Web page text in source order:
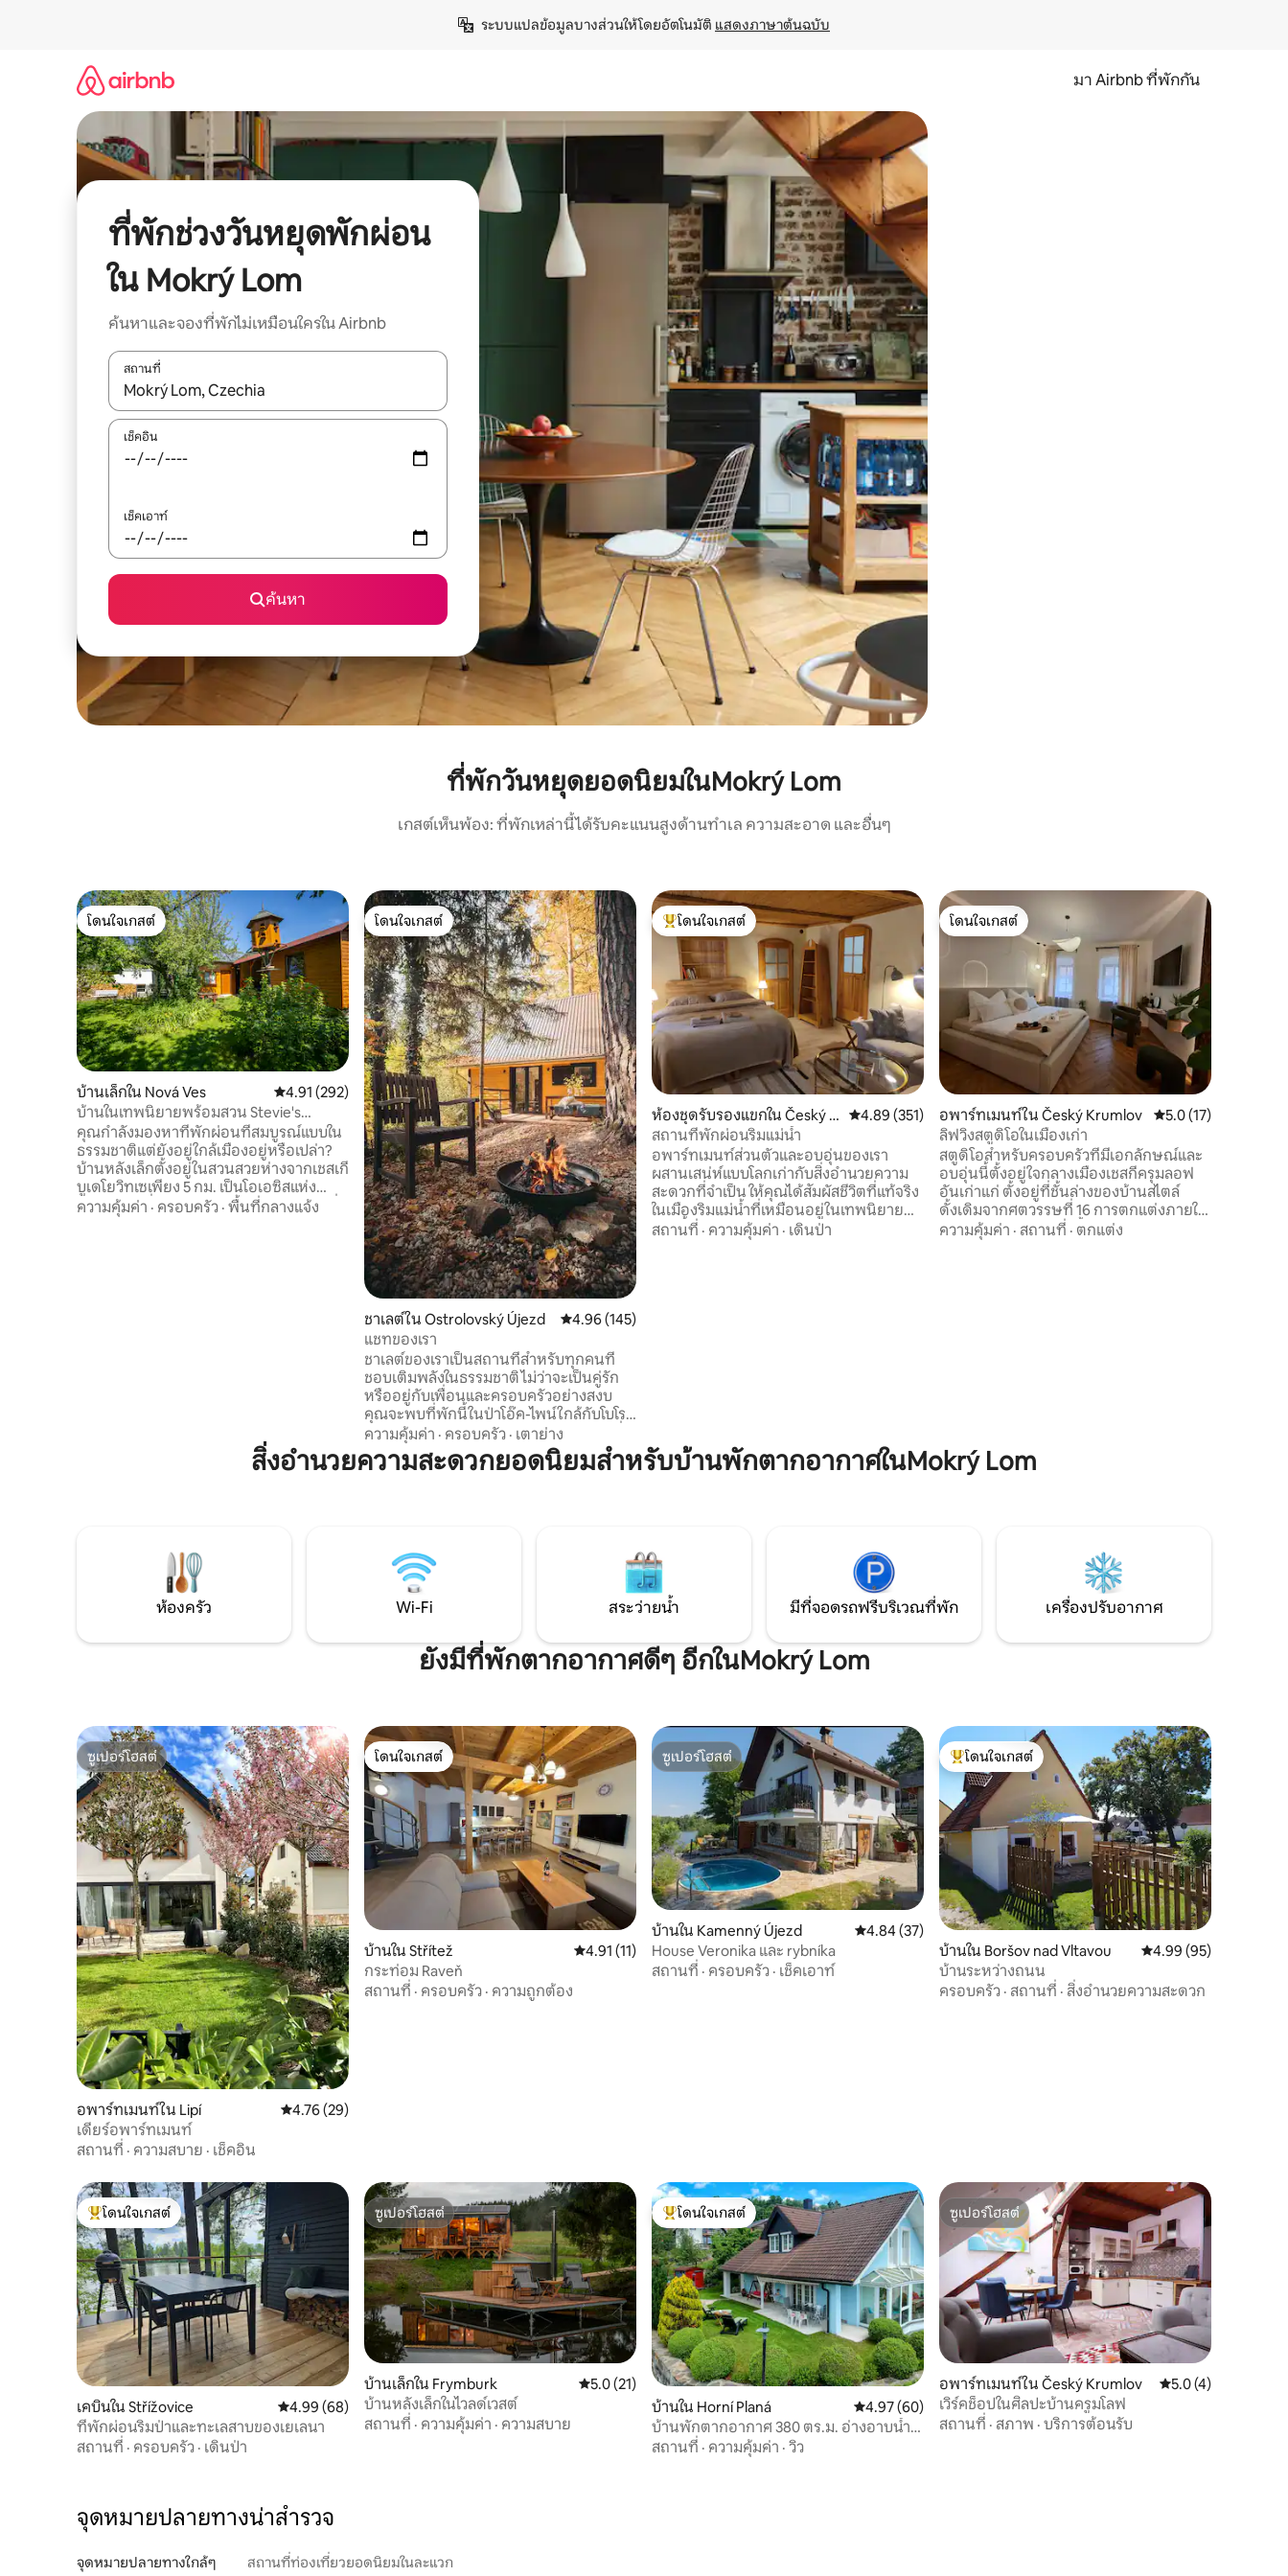
ระบบแปลข้อมูลบางส่วนให้โดยอัตโนมัติ แสดงภาษาต้นฉบับ
มา Airbnb ที่พักกัน
ที่พักช่วงวันหยุดพักผ่อน
ใน Mokrý Lom
ค้นหาและจองที่พักไม่เหมือนใครใน Airbnb
สถานที่
ใช้ลูกศรขึ้นลง หรือใช้การสัมผัสหรือปัด เพื่อสำรวจผลการค้นหา
เช็คอิน
เช็คเอาท์
ค้นหา
ที่พักวันหยุดยอดนิยมในMokrý Lom
เกสต์เห็นพ้อง: ที่พักเหล่านี้ได้รับคะแนนสูงด้านทำเล ความสะอาด และอื่นๆ
โดนใจเกสต์
โดนใจเกสต์
บ้านเล็กใน Nová Ves คะแนนเฉลี่ย 4.91 จาก 5, 292 รีวิว
4.91 (292)
บ้านในเทพนิยายพร้อมสวน Stevie's
Wonderhouse
คุณกำลังมองหาที่พักผ่อนที่สมบูรณ์แบบใน
ธรรมชาติแต่ยังอยู่ใกล้เมืองอยู่หรือเปล่า?
บ้านหลังเล็กตั้งอยู่ในสวนสวยห่างจากเชสเกี
บูเดโยวิทเซเพียง 5 กม. เป็นโอเอซิสแห่ง
ความเงียบที่เหมาะสำหรับคู่รัก ครอบครัวที่มี
เด็ก และนักเดินทางที่กระตือรือร้นที่
ความคุ้มค่า · ครอบครัว · พื้นที่กลางแจ้ง
โดนใจเกสต์
โดนใจเกสต์
ชาเลต์ใน Ostrolovský Újezd คะแนนเฉลี่ย 4.96 จาก 5, 145 รีวิว
4.96 (145)
แชทของเรา
ชาเลต์ของเราเป็นสถานที่สำหรับทุกคนที่
ชอบเติมพลังในธรรมชาติ ไม่ว่าจะเป็นคู่รัก
หรืออยู่กับเพื่อนและครอบครัวอย่างสงบ
คุณจะพบที่พักนี้ในป่าโอ๊ค-ไพน์ใกล้กับโบโร
วานีในเซาท์โบฮีเมีย ท่ามกลางธรรมชาติที่
สวยงามไม่ไกลจากเทือกเขาโนโวกราดสเก
แม้ว่าอาจดูไม่เหมือนในตอนแรก แต่ก็มี
อาหารเช้าบนดาดฟ้า ไม่มี Wi-Fi ในเคบิน ดัง
นั้นจงเพลิดเพลินกับเวลาร่วมกันอย่าง
ความคุ้มค่า · ครอบครัว · เตาย่าง
โดนใจเกสต์ที่สุด
โดนใจเกสต์
ห้องชุดรับรองแขกใน Český K
rumlov
คะแนนเฉลี่ย 4.89 จาก 5, 351 รีวิว
4.89 (351)
สถานที่พักผ่อนริมแม่น้ำ
อพาร์ทเมนท์ส่วนตัวและอบอุ่นของเรา
ผสานเสน่ห์แบบโลกเก่ากับสิ่งอำนวยความ
สะดวกที่จำเป็น ให้คุณได้สัมผัสชีวิตที่แท้จริง
ในเมืองริมแม่น้ำที่เหมือนอยู่ในเทพนิยาย
แห่งนี้ จากสวนของเรา คุณสามารถชมบีเวอร์
ที่อาศัยอยู่ในที่นี้ทำกิจวัตรยามเย็น นก
สถานที่ · ความคุ้มค่า · เดินป่า
โดนใจเกสต์
โดนใจเกสต์
อพาร์ทเมนท์ใน Český Krumlov คะแนนเฉลี่ย 5.0 จาก
5.0 (17)
ลิฟวิงสตูดิโอในเมืองเก่า
สตูดิโอสำหรับครอบครัวที่มีเอกลักษณ์และ
อบอุ่นนี้ตั้งอยู่ใจกลางเมืองเชสกีครุมลอฟ
อันเก่าแก่ ตั้งอยู่ที่ชั้นล่างของบ้านสไตล์
ดั้งเดิมจากศตวรรษที่ 16 การตกแต่งภายใน
ได้รับการปรับปรุงใหม่ทั้งหมดโดยเน้นราย
ละเอียด ความสะดวกสบาย และการใช้งาน
ความคุ้มค่า · สถานที่ · ตกแต่ง
สิ่งอำนวยความสะดวกยอดนิยมสำหรับบ้านพักตากอากาศในMokrý Lom
ห้องครัว Wi-Fi สระว่ายน้ำ มีที่จอดรถฟรีบริเวณที่พัก เครื่องปรับอากาศ
ยังมีที่พักตากอากาศดีๆ อีกในMokrý Lom
ซูเปอร์โฮสต์
ซูเปอร์โฮสต์
อพาร์ทเมนท์ใน Lipí คะแนนเฉลี่ย 4.76 จาก 5, 29 รีวิว
4.76 (29)
เดียร์อพาร์ทเมนท์
สถานที่ · ความสบาย · เช็คอิน
โดนใจเกสต์
โดนใจเกสต์
บ้านใน Střítež คะแนนเฉลี่ย 4.91 จาก 5, 11 รีวิว
4.91 (11)
กระท่อม Raveň
สถานที่ · ครอบครัว · ความถูกต้อง
ซูเปอร์โฮสต์
ซูเปอร์โฮสต์
บ้านใน Kamenný Újezd คะแนนเฉลี่ย 4.84 จาก 5, 37 รีวิว
4.84 (37)
House Veronika และ rybníka
สถานที่ · ครอบครัว · เช็คเอาท์
โดนใจเกสต์ที่สุด
โดนใจเกสต์
บ้านใน Boršov nad Vltavou คะแนนเฉลี่ย 4.99 จาก
4.99 (95)
บ้านระหว่างถนน
ครอบครัว · สถานที่ · สิ่งอำนวยความสะดวก
โดนใจเกสต์ที่สุด
โดนใจเกสต์
เคบินใน Střížovice คะแนนเฉลี่ย 4.99 จาก 5, 68 รีวิว
4.99 (68)
ที่พักผ่อนริมป่าและทะเลสาบของเยเลนา
สถานที่ · ครอบครัว · เดินป่า
ซูเปอร์โฮสต์
ซูเปอร์โฮสต์
บ้านเล็กใน Frymburk คะแนนเฉลี่ย 5.0 จาก 5, 21 รีวิว
5.0 (21)
บ้านหลังเล็กในไวลด์เวสต์
สถานที่ · ความคุ้มค่า · ความสบาย
โดนใจเกสต์ที่สุด
โดนใจเกสต์
บ้านใน Horní Planá คะแนนเฉลี่ย 4.97 จาก 5, 60 รีวิว
4.97 (60)
บ้านพักตากอากาศ 380 ตร.ม. อ่างอาบน้ำ
วิวทะเล ชายหาดทราย
สถานที่ · ความคุ้มค่า · วิว
ซูเปอร์โฮสต์
ซูเปอร์โฮสต์
อพาร์ทเมนท์ใน Český Krumlov คะแนนเฉลี่ย 5.0 จา
5.0 (4)
เวิร์คช็อปในศิลปะบ้านครูมโลฟ
สถานที่ · สภาพ · บริการต้อนรับ
จุดหมายปลายทางน่าสำรวจ
จุดหมายปลายทางใกล้ๆ สถานที่ท่องเที่ยวยอดนิยมในละแวก